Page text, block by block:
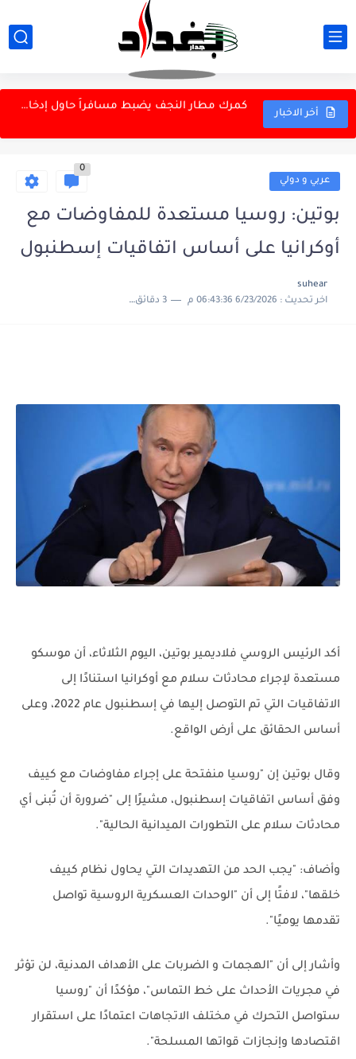
أخر الاخبار
مكافحة الجريمة المنظمة تطيح بمتهمين بتجارة الأسلحة والاعتدة في...
نظام غذائي يمكن اعتماده في الطقس الحار ؟ عربي و دولي
0
بوتين: روسيا مستعدة للمفاوضات مع
أوكرانيا على أساس اتفاقيات إسطنبول
suhear
اخر تحديث : 6/23/2026 06:43:36 م 3 دقائق للقراءة
أكد الرئيس الروسي فلاديمير بوتين، اليوم الثلاثاء، أن موسكو
مستعدة لإجراء محادثات سلام مع أوكرانيا استنادًا إلى
الاتفاقيات التي تم التوصل إليها في إسطنبول عام 2022، وعلى
أساس الحقائق على أرض الواقع.
وقال بوتين إن "روسيا منفتحة على إجراء مفاوضات مع كييف
وفق أساس اتفاقيات إسطنبول، مشيرًا إلى "ضرورة أن تُبنى أي
محادثات سلام على التطورات الميدانية الحالية".
وأضاف: "يجب الحد من التهديدات التي يحاول نظام كييف
خلقها"، لافتًا إلى أن "الوحدات العسكرية الروسية تواصل
تقدمها يوميًا".
وأشار إلى أن "الهجمات و الضربات على الأهداف المدنية، لن تؤثر
في مجريات الأحداث على خط التماس"، مؤكدًا أن "روسيا
ستواصل التحرك في مختلف الاتجاهات اعتمادًا على استقرار
اقتصادها وإنجازات قواتها المسلحة".